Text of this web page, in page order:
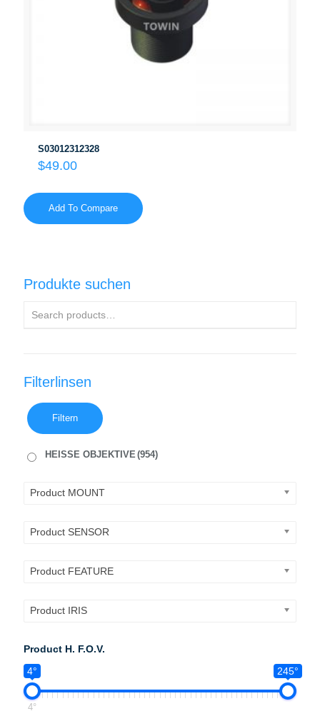
S03012312328
$49.00
Add To Compare
Produkte suchen
Filterlinsen
Filtern
HEISSE OBJEKTIVE (954)
Product MOUNT
Product SENSOR
Product FEATURE
Product IRIS
Product H. F.O.V.
4°
245°
4°